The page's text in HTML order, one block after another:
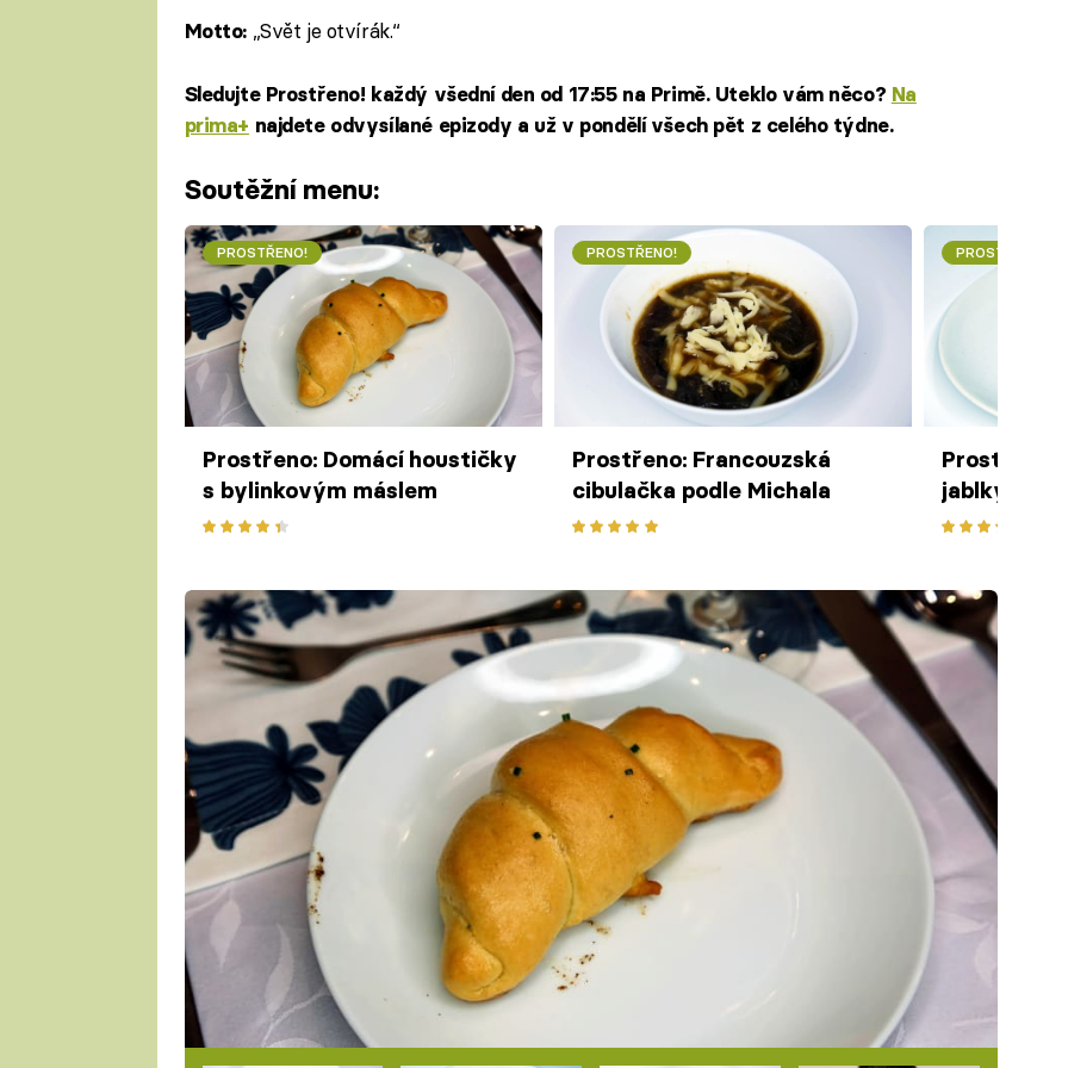
Motto:„Svět je otvírák.“
Sledujte Prostřeno! každý všední den od 17:55 na Primě. Uteklo vám něco? Na
prima+ najdete odvysílané epizody a už v pondělí všech pět z celého týdne.
Soutěžní menu:
PROSTŘENO!
Prostřeno: Domácí houstičky
s bylinkovým máslem
PROSTŘENO!
Prostřeno: Francouzská
cibulačka podle Michala
PROSTŘENO!
Prostřeno:
jablky ve